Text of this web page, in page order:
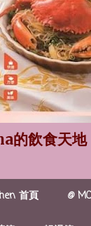
的飲食天地
首頁 @